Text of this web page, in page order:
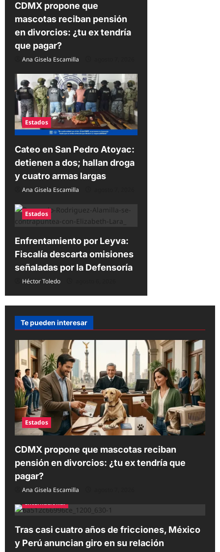
t
r
a
a
s
CDMX propone que
mascotas reciban pensión
en divorcios: ¿tu ex tendría
que pagar?
Ana Gisela Escamilla
Estados
Cateo en San Pedro Atoyac:
detienen a dos; hallan droga
y cuatro armas largas
Ana Gisela Escamilla
Estados
Enfrentamiento por Leyva:
Fiscalía descarta omisiones
señaladas por la Defensoría
Héctor Toledo
Te pueden interesar
Estados
CDMX propone que mascotas reciban
pensión en divorcios: ¿tu ex tendría que
pagar?
Ana Gisela Escamilla
Internacional
Tras casi cuatro años de fricciones, México
y Perú anuncian giro en su relación